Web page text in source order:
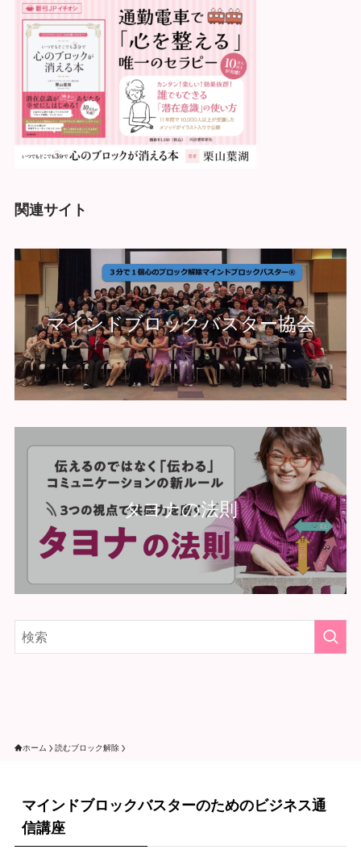
関連サイト
マインドブロックバスター協会
タヨナの法則
ホーム 読むブロック解除
マインドブロックバスターのためのビジネス通
信講座